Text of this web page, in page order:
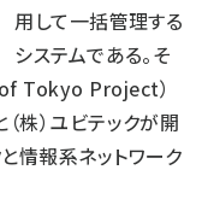
用して一括管理する
システムである。そ
Tokyo Project）
株）ユビテックが開
情報系ネットワーク